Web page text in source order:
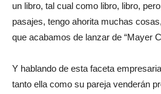
un libro, tal cual como libro, libro,
pasajes, tengo ahorita muchas
que acabamos de lanzar de “Mayer
Y hablando de esta faceta
tanto ella como su pareja venderán